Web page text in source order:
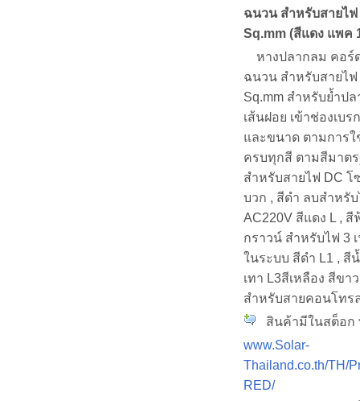
ฉนวน สำหรับสายไฟ
Sq.mm (สีแดง แพค
หางปลากลม คอร์
ฉนวน สำหรับสายไฟ
Sq.mm สำหรับย้ำป
เส้นฝอย เข้าช่องเบร
และขนาด ตามการใ
ครบทุกสี ตามสีมาต
สำหรับสายไฟ DC โ
บวก , สีดำ ลบสำหรั
AC220V สีแดง L , สี
กราวน์ สำหรับไฟ 3
ในระบบ สีดำ L1 , สี
เทา L3สีเหลือง สีขา
สำหรับสายคอนโทร
สินค้ามีในสต็อก
www.Solar-
Thailand.co.th/TH/
RED/